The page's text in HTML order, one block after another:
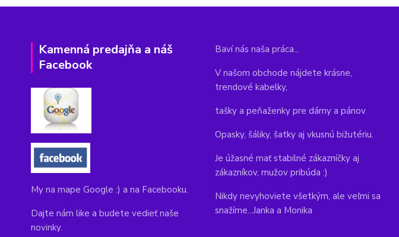
Kamenná predajňa a náš
Facebook
My na mape Google :) a na Facebooku.
Dajte nám like a budete vedieť naše
novinky.
Baví nás naša práca...
V našom obchode nájdete krásne,
trendové kabelky,
tašky a peňaženky pre dámy a pánov.
Opasky, šáliky, šatky aj vkusnú bižutériu.
Je úžasné mať stabilné zákazníčky aj
zákazníkov, mužov pribúda :)
Nikdy nevyhoviete všetkým, ale veľmi sa
snažíme...Janka a Monika